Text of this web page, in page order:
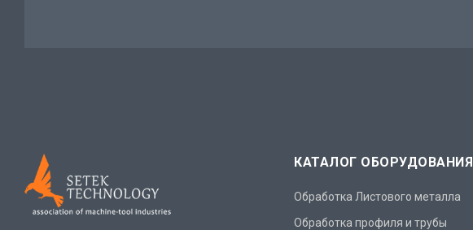
КАТАЛОГ ОБОРУДОВАНИЯ
Обработка Листового металла
Обработка профиля и трубы